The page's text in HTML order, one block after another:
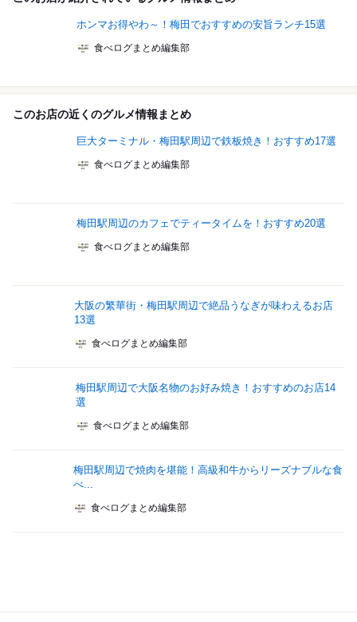
ホンマお得やわ～！梅田でおすすめの安旨ランチ15選
食べログまとめ編集部
このお店の近くのグルメ情報まとめ
巨大ターミナル・梅田駅周辺で鉄板焼き！おすすめ17選
食べログまとめ編集部
梅田駅周辺のカフェでティータイムを！おすすめ20選
食べログまとめ編集部
大阪の繁華街・梅田駅周辺で絶品うなぎが味わえるお店
13選
食べログまとめ編集部
梅田駅周辺で大阪名物のお好み焼き！おすすめのお店14
選
食べログまとめ編集部
梅田駅周辺で焼肉を堪能！高級和牛からリーズナブルな食
べ...
食べログまとめ編集部